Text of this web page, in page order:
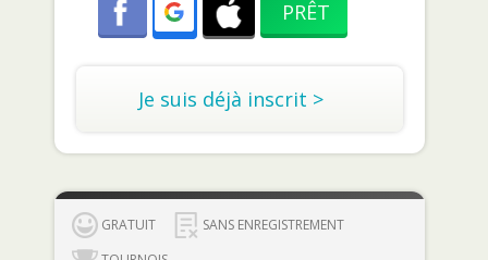
Je suis déjà inscrit >
GRATUIT
SANS ENREGISTREMENT